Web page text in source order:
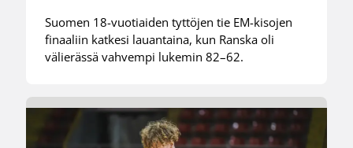
Suomen 18-vuotiaiden tyttöjen tie EM-kisojen
finaaliin katkesi lauantaina, kun Ranska oli
välierässä vahvempi lukemin 82–62.